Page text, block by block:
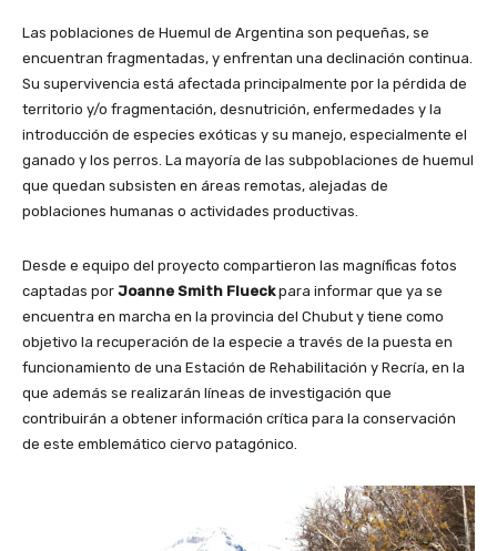
Las poblaciones de Huemul de Argentina son pequeñas, se
encuentran fragmentadas, y enfrentan una declinación continua.
Su supervivencia está afectada principalmente por la pérdida de
territorio y/o fragmentación, desnutrición, enfermedades y la
introducción de especies exóticas y su manejo, especialmente el
ganado y los perros. La mayoría de las subpoblaciones de huemul
que quedan subsisten en áreas remotas, alejadas de
poblaciones humanas o actividades productivas.
Desde e equipo del proyecto compartieron las magníficas fotos
captadas por Joanne Smith Flueckpara informar que ya se
encuentra en marcha en la provincia del Chubut y tiene como
objetivo la recuperación de la especie a través de la puesta en
funcionamiento de una Estación de Rehabilitación y Recría, en la
que además se realizarán líneas de investigación que
contribuirán a obtener información crítica para la conservación
de este emblemático ciervo patagónico.